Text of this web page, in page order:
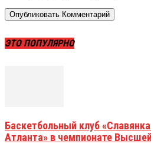
ЭТО ПОПУЛЯРНО
Баскетбольный клуб
Атланта» в чемпионате